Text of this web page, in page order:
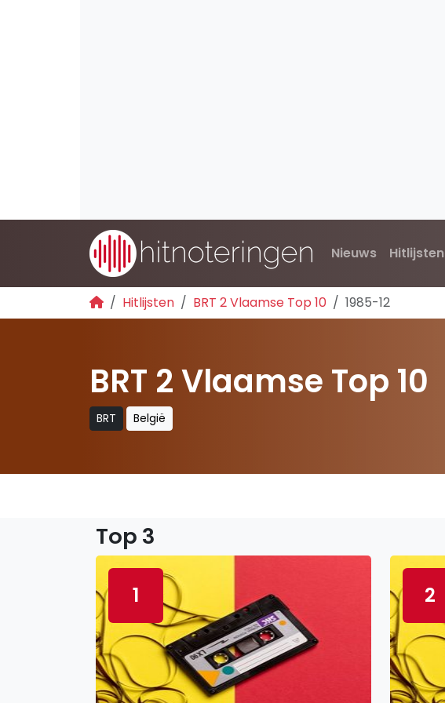
Nieuws Hitlijsten
Hitlijsten BRT 2 Vlaamse Top 10 1985-12
BRT 2 Vlaamse Top 10
BRT België
Top 3
1 2